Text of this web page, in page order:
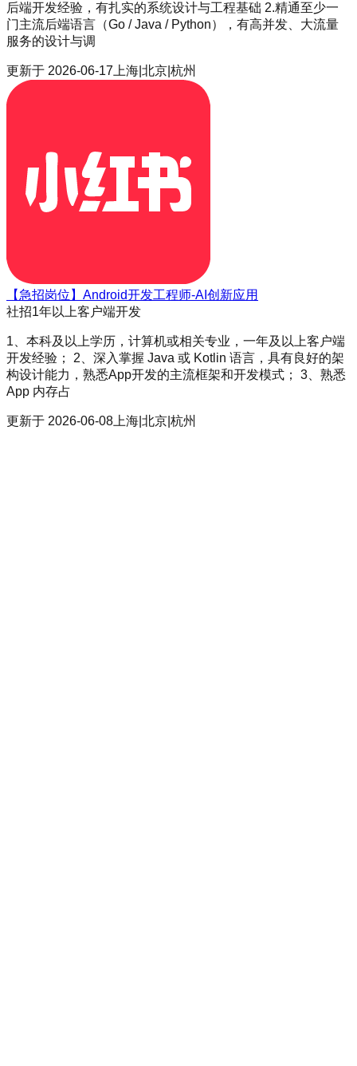
后端开发经验，有扎实的系统设计与工程基础 2.精通至少一
门主流后端语言（Go / Java / Python），有高并发、大流量
服务的设计与调
更新于 2026-06-17 上海|北京|杭州
【急招岗位】Android开发工程师-AI创新应用
社招1年以上客户端开发
1、本科及以上学历，计算机或相关专业，一年及以上客户端
开发经验； 2、深入掌握 Java 或 Kotlin 语言，具有良好的架
构设计能力，熟悉App开发的主流框架和开发模式； 3、熟悉
App 内存占
更新于 2026-06-08 上海|北京|杭州